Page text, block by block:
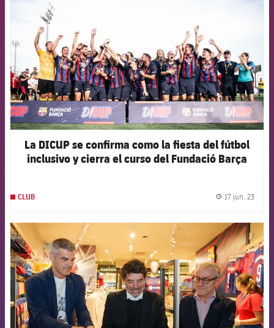
La DICUP se confirma como la fiesta del fútbol
inclusivo y cierra el curso del Fundació Barça
CLUB 17 jun. 23
FCB Barcelona badge